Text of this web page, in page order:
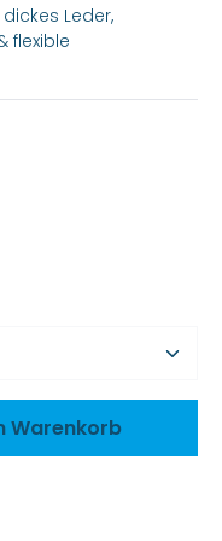
Leder,
flexible
Warenkorb